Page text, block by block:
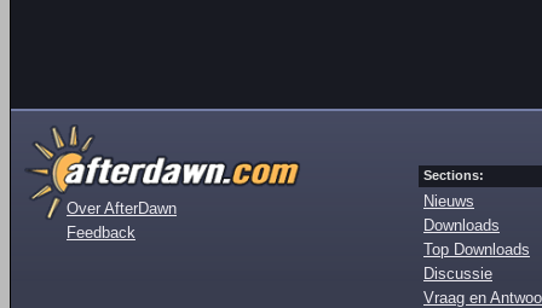
Over AfterDawn
Feedback
Sections:
Nieuws
Downloads
Top Downloads
Discussie
Vraag en